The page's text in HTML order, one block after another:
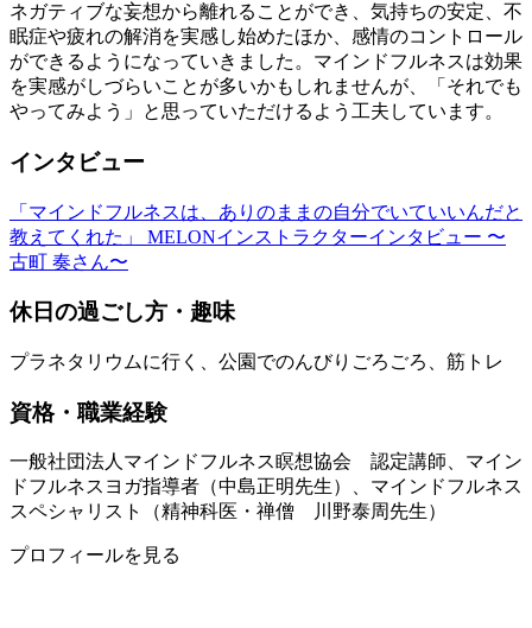
ネガティブな妄想から離れることができ、気持ちの安定、不
眠症や疲れの解消を実感し始めたほか、感情のコントロール
ができるようになっていきました。マインドフルネスは効果
を実感がしづらいことが多いかもしれませんが、「それでも
やってみよう」と思っていただけるよう工夫しています。
インタビュー
「マインドフルネスは、ありのままの自分でいていいんだと
教えてくれた」 MELONインストラクターインタビュー 〜
古町 奏さん〜
休日の過ごし方・趣味
プラネタリウムに行く、公園でのんびりごろごろ、筋トレ
資格・職業経験
一般社団法人マインドフルネス瞑想協会 認定講師、マイン
ドフルネスヨガ指導者（中島正明先生）、マインドフルネス
スペシャリスト（精神科医・禅僧 川野泰周先生）
プロフィールを見る